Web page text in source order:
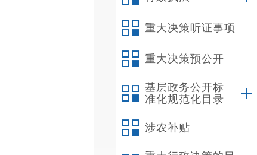
重大决策听证事项
重大决策预公开
基层政务公开标
准化规范化目录
涉农补贴